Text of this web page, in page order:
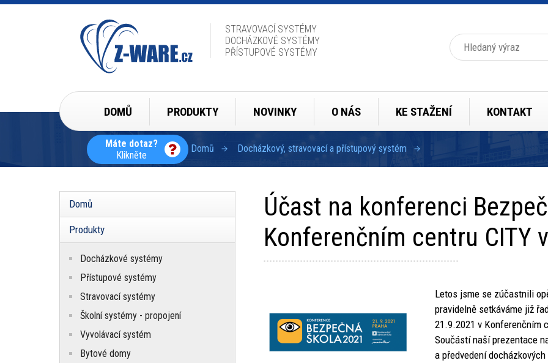
Přejít
STRAVOVACÍ SYSTÉMY
DOCHÁZKOVÉ SYSTÉMY
PŘÍSTUPOVÉ SYSTÉMY
Hledat
Hlavní
navigace
DOMŮ PRODUKTY NOVINKY O NÁS KE STAŽENÍ KONTAKT
Máte dotaz?
Klikněte
Drobečková
Domů Docházkový, stravovací a přístupový systém
Účast na konferenci
Konferenčním centru CITY
Letos jsme se zúčastnili
pravidelně setkáváme již
21.9.2021 v Konferenčním
Součástí naší prezentace
a předvedení
Hlavní
navigace
Domů
Produkty
Docházkové systémy
Přístupové systémy
Stravovací systémy
Školní systémy - propojení
Vyvolávací systém
Bytové domy